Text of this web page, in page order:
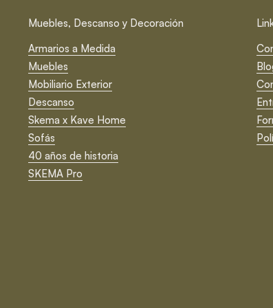
Muebles, Descanso y Decoración
Armarios a Medida
Muebles
Mobiliario Exterior
Descanso
Skema x Kave Home
Sofás
40 años de historia
SKEMA Pro